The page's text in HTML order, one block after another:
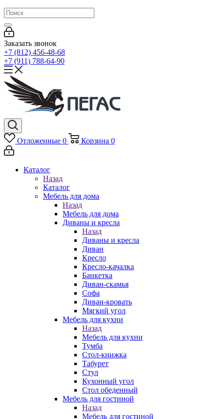
Заказать звонок
+7 (812) 456-48-68
+7 (911) 788-64-90
Отложенные 0 Корзина 0
Каталог
Назад
Каталог
Мебель для дома
Назад
Мебель для дома
Диваны и кресла
Назад
Диваны и кресла
Диван
Кресло
Кресло-качалка
Банкетка
Диван-скамья
Софа
Диван-кровать
Мягкий угол
Мебель для кухни
Назад
Мебель для кухни
Тумба
Стол-книжка
Табурет
Стул
Кухонный угол
Стол обеденный
Мебель для гостиной
Назад
Мебель для гостиной